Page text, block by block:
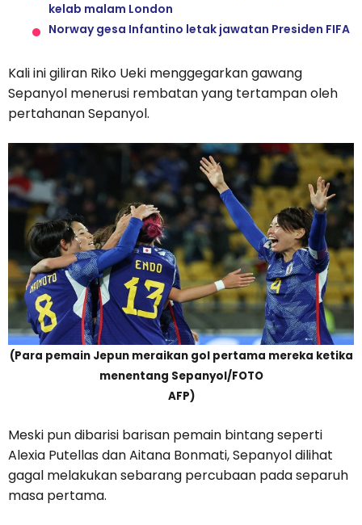
kelab malam London
Norway gesa Infantino letak jawatan Presiden FIFA
Kali ini giliran Riko Ueki menggegarkan gawang
Sepanyol menerusi rembatan yang tertampan oleh
pertahanan Sepanyol.
(Para pemain Jepun meraikan gol pertama mereka ketika
menentang Sepanyol/FOTO
AFP)
Meski pun dibarisi barisan pemain bintang seperti
Alexia Putellas dan Aitana Bonmati, Sepanyol dilihat
gagal melakukan sebarang percubaan pada separuh
masa pertama.